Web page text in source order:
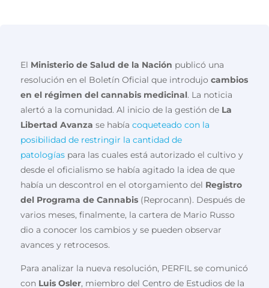
El Ministerio de Salud de la Nación publicó una
resolución en el Boletín Oficial que introdujocambios
en el régimen del cannabis medicinal. La noticia
alertó a la comunidad. Al inicio de la gestión de La
Libertad Avanzase habíacoqueteado con la
posibilidad de restringir la cantidad de
patologías para las cuales está autorizado el cultivo y
desde el oficialismo se había agitado la idea de que
había un descontrol en el otorgamiento del Registro
del Programa de Cannabis (Reprocann). Después de
varios meses, finalmente, la cartera de Mario Russo
dio a conocer los cambios y se pueden observar
avances y retrocesos.
Para analizar la nueva resolución, PERFIL se comunicó
con Luis Osler, miembro del Centro de Estudios de la